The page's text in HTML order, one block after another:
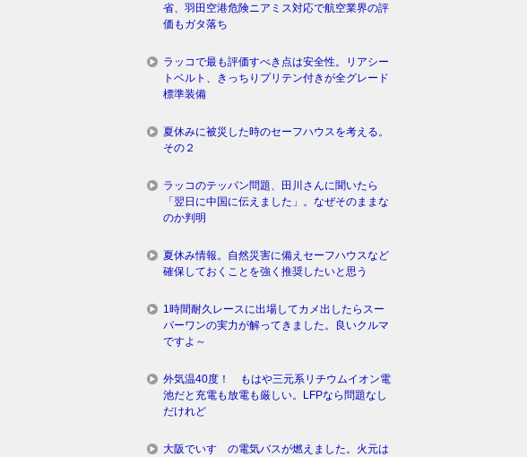
省、羽田空港危険ニアミス対応で航空業界の評
価もガタ落ち
ラッコで最も評価すべき点は安全性。リアシー
トベルト、きっちりプリテン付きが全グレード
標準装備
夏休みに被災した時のセーフハウスを考える。
その２
ラッコのテッパン問題、田川さんに聞いたら
「翌日に中国に伝えました」。なぜそのままな
のか判明
夏休み情報。自然災害に備えセーフハウスなど
確保しておくことを強く推奨したいと思う
1時間耐久レースに出場してカメ出したらスー
パーワンの実力が解ってきました。良いクルマ
ですよ～
外気温40度！ もはや三元系リチウムイオン電
池だと充電も放電も厳しい。LFPなら問題なし
だけれど
大阪でいすゞの電気バスが燃えました。火元は